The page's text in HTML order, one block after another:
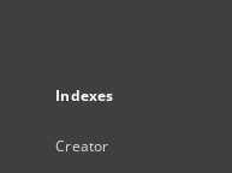
Indexes
Creator